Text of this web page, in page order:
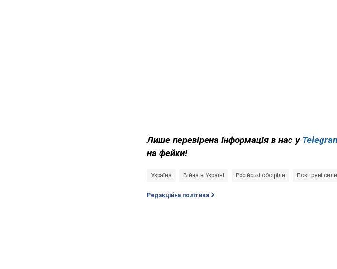
Лише перевірена інформація в нас у
на фейки!
Україна Війна в Україні Російські обстріли Повітряні
Редакційна політика